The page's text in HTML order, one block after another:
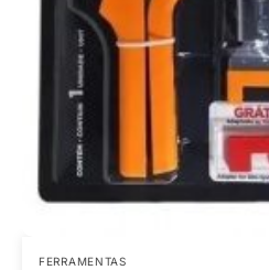
FERRAMENTAS